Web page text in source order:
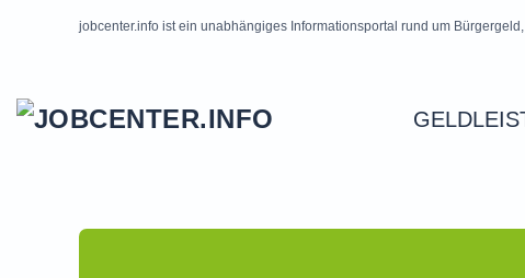
jobcenter.info ist ein unabhängiges Informationsportal rund um